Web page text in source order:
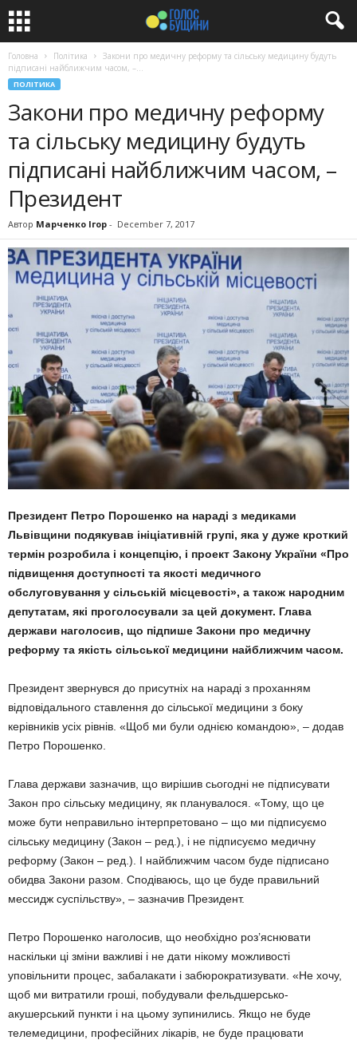
Головна Політика
Закони про медичну реформу та сільську медицину будуть
підписані найближчим часом, –...
ПОЛІТИКА
Закони про медичну реформу
та сільську медицину будуть
підписані найближчим часом, –
Президент
Автор Марченко Ігор - December 7, 2017
Президент Петро Порошенко на нараді з медиками
Львівщини подякував ініціативній групі, яка у дуже кроткий
термін розробила і концепцію, і проект Закону України «Про
підвищення доступності та якості медичного
обслуговування у сільській місцевості», а також народним
депутатам, які проголосували за цей документ. Глава
держави наголосив, що підпише Закони про медичну
реформу та якість сільської медицини найближчим часом.
Президент звернувся до присутніх на нараді з проханням
відповідального ставлення до сільської медицини з боку
керівників усіх рівнів. «Щоб ми були однією командою», – додав
Петро Порошенко.
Глава держави зазначив, що вирішив сьогодні не підписувати
Закон про сільську медицину, як планувалося. «Тому, що це
може бути неправильно інтерпретовано – що ми підписуємо
сільську медицину (Закон – ред.), і не підписуємо медичну
реформу (Закон – ред.). І найближчим часом буде підписано
обидва Закони разом. Сподіваюсь, що це буде правильний
мессидж суспільству», – зазначив Президент.
Петро Порошенко наголосив, що необхідно роз’яснювати
наскільки ці зміни важливі і не дати нікому можливості
уповільнити процес, забалакати і забюрократизувати. «Не хочу,
щоб ми витратили гроші, побудували фельдшерсько-
акушерський пункти і на цьому зупинились. Якщо не буде
телемедицини, професійних лікарів, не буде працювати